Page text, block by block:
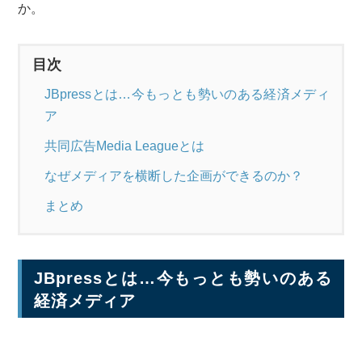
か。
目次
JBpressとは…今もっとも勢いのある経済メディ
ア
共同広告Media Leagueとは
なぜメディアを横断した企画ができるのか？
まとめ
JBpressとは…今もっとも勢いのある
経済メディア